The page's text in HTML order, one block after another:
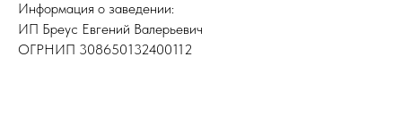
Информация о заведении:
ИП Бреус Евгений Валерьевич
ОГРНИП 308650132400112